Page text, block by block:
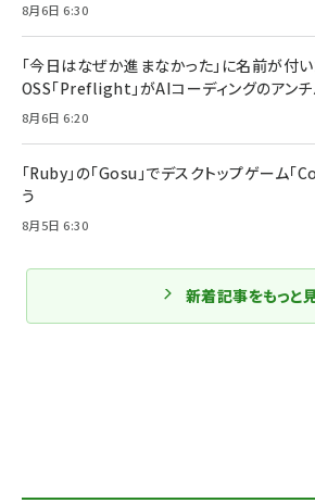
8月6日 6:30
「今日はなぜか進まなかった」に名前が付
OSS「Preflight」がAIコーディングのアン
8月6日 6:20
「Ruby」の「Gosu」でデスクトップゲーム「
う
8月5日 6:30
新着記事をもっと